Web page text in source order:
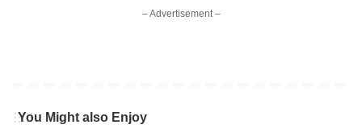
– Advertisement –
You Might also Enjoy